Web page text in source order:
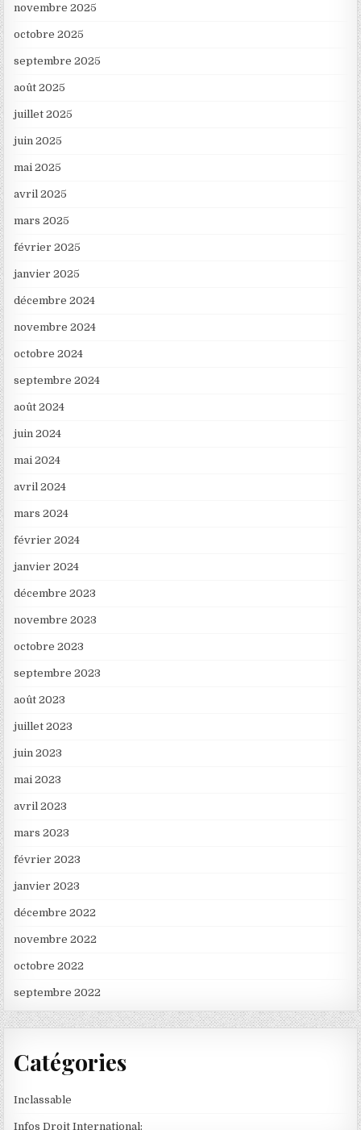
novembre 2025
octobre 2025
septembre 2025
août 2025
juillet 2025
juin 2025
mai 2025
avril 2025
mars 2025
février 2025
janvier 2025
décembre 2024
novembre 2024
octobre 2024
septembre 2024
août 2024
juin 2024
mai 2024
avril 2024
mars 2024
février 2024
janvier 2024
décembre 2023
novembre 2023
octobre 2023
septembre 2023
août 2023
juillet 2023
juin 2023
mai 2023
avril 2023
mars 2023
février 2023
janvier 2023
décembre 2022
novembre 2022
octobre 2022
septembre 2022
Catégories
Inclassable
Infos Droit International: